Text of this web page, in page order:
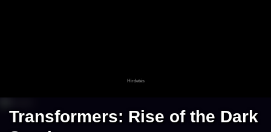
Transformers: Rise of the Dark